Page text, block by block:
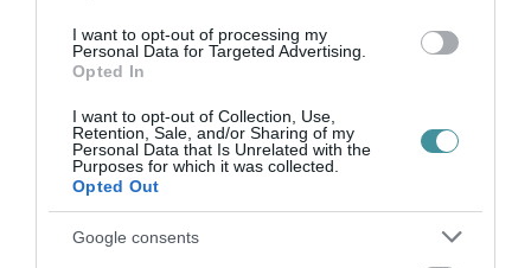
I want to opt-out of processing my
Personal Data for Targeted Advertising.
Opted In
I want to opt-out of Collection, Use,
Retention, Sale, and/or Sharing of my
Personal Data that Is Unrelated with the
Purposes for which it was collected.
Opted Out
Google consents
Szintén pályázati forrás támogatásával
valósulhat meg egy új időszaki tárlat: 2022-ben
alkalmából időszaki kiállítással emlékeznek az
egyik legjelentősebb magángyűjtőre. Több,
jelenleg még elbírálás alatt álló projektforrásból
további kiállítások létrehozása, felújítása,